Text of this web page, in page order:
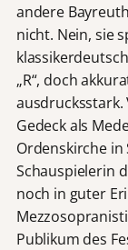
andere
nicht. Nein, sie
„R“, doch
ausdrucksstark.
Gedeck als
Ordenskirche in
Schauspielerin
noch in guter
Publikum des